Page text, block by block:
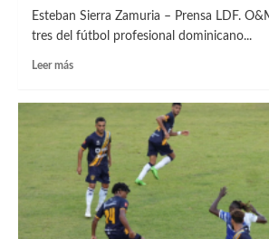
Esteban Sierra Zamuria – Prensa LDF.
tres del fútbol profesional dominicano...
Leer másLeer
Goleada
O&M
en
cierre
jornada